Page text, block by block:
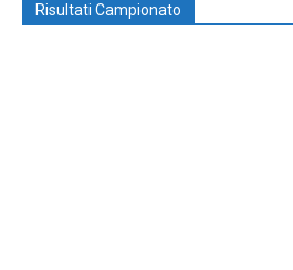
Risultati Campionato